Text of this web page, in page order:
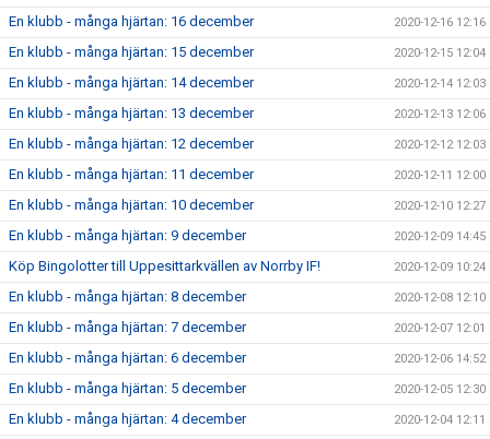
En klubb - många hjärtan: 16 december 2020-12-16 12:16
En klubb - många hjärtan: 15 december 2020-12-15 12:04
En klubb - många hjärtan: 14 december 2020-12-14 12:03
En klubb - många hjärtan: 13 december 2020-12-13 12:06
En klubb - många hjärtan: 12 december 2020-12-12 12:03
En klubb - många hjärtan: 11 december 2020-12-11 12:00
En klubb - många hjärtan: 10 december 2020-12-10 12:27
En klubb - många hjärtan: 9 december 2020-12-09 14:45
Köp Bingolotter till Uppesittarkvällen av Norrby IF! 2020-12-09 10:24
En klubb - många hjärtan: 8 december 2020-12-08 12:10
En klubb - många hjärtan: 7 december 2020-12-07 12:01
En klubb - många hjärtan: 6 december 2020-12-06 14:52
En klubb - många hjärtan: 5 december 2020-12-05 12:30
En klubb - många hjärtan: 4 december 2020-12-04 12:11